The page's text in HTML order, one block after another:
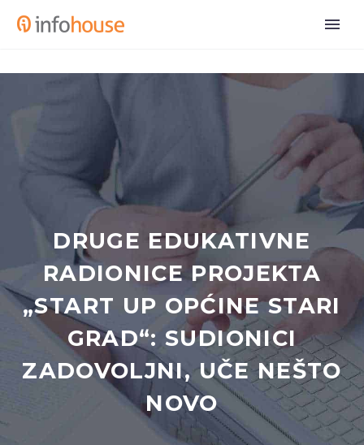
DRUGE EDUKATIVNE
RADIONICE PROJEKTA
„START UP OPĆINE STARI
GRAD“: SUDIONICI
ZADOVOLJNI, UČE NEŠTO
NOVO